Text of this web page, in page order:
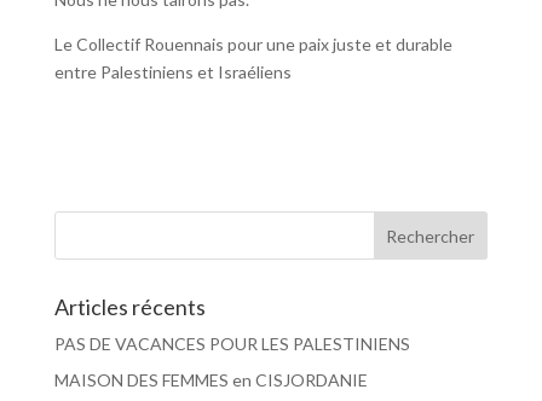
Le Collectif Rouennais pour une paix juste et durable
entre Palestiniens et Israéliens
Articles récents
PAS DE VACANCES POUR LES PALESTINIENS
MAISON DES FEMMES en CISJORDANIE